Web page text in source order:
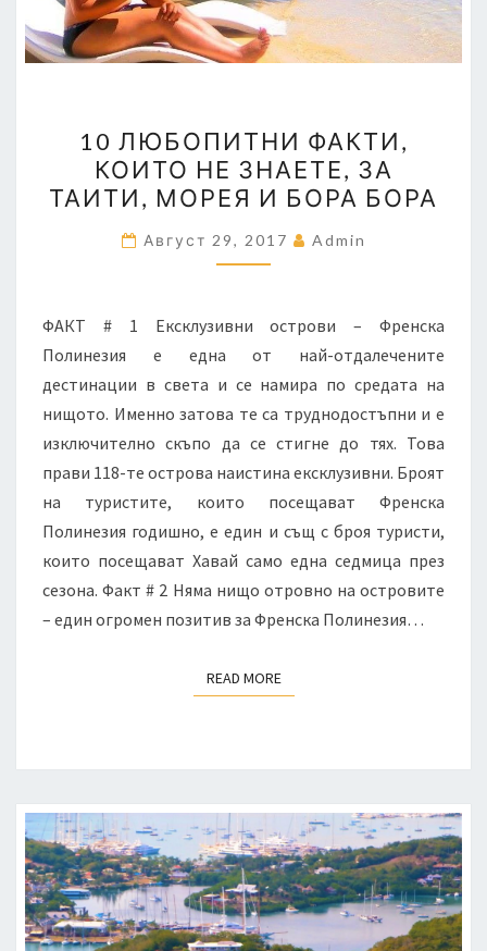
ЛЮБОПИТНИ
ФАКТИ,
КОИТО
НЕ
ЗНАЕТЕ,
ТАИТИ,
МОРЕЯ
И
БОРА
БОРА
10 ЛЮБОПИТНИ ФАКТИ,
КОИТО НЕ ЗНАЕТЕ, ЗА
ТАИТИ, МОРЕЯ И БОРА БОРА
Август 29, 2017 Admin
ФАКТ # 1 Ексклузивни острови – Френска
Полинезия е една от най-отдалечените
дестинации в света и се намира по средата на
нищото. Именно затова те са труднодостъпни и е
изключително скъпо да се стигне до тях. Това
прави 118-те острова наистина ексклузивни. Броят
на туристите, които посещават Френска
Полинезия годишно, е един и същ с броя туристи,
които посещават Хавай само една седмица през
сезона. Факт # 2 Няма нищо отровно на островите
– един огромен позитив за Френска Полинезия…
READ MOREREAD MORE